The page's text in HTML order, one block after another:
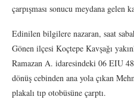
çarpışması sonucu meydana gelen
Edinilen bilgilere nazaran, saat
Gönen ilçesi Koçtepe Kavşağı
Ramazan A. idaresindeki 06 EIU
dönüş cebinden ana yola çıkan
plakalı tıp otobüsüne çarptı.